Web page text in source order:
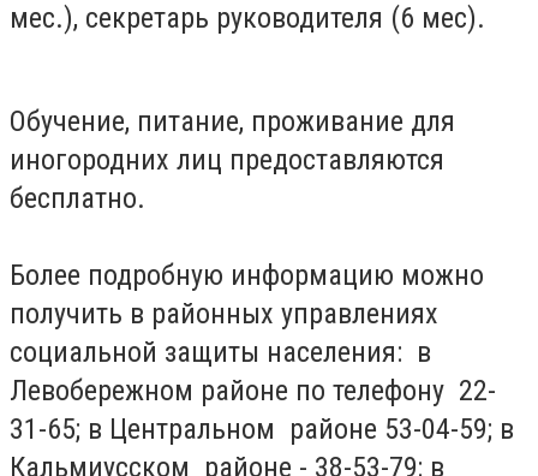
мес.), секретарь руководителя (6 мес).
Обучение, питание, проживание для
иногородних лиц предоставляются
бесплатно.
Более подробную информацию можно
получить в районных управлениях
социальной защиты населения: в
Левобережном районе по телефону 22-
31-65; в Центральном районе 53-04-59; в
Кальмиусском районе - 38-53-79; в